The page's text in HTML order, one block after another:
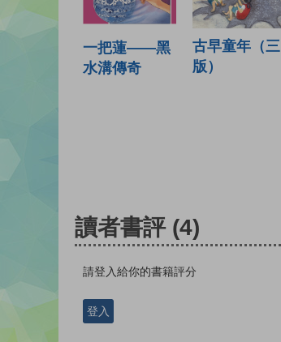
一把蓮——黑
水溝傳奇
古早童年（三
版）
讀者書評 (4)
請登入給你的書籍評分
登入